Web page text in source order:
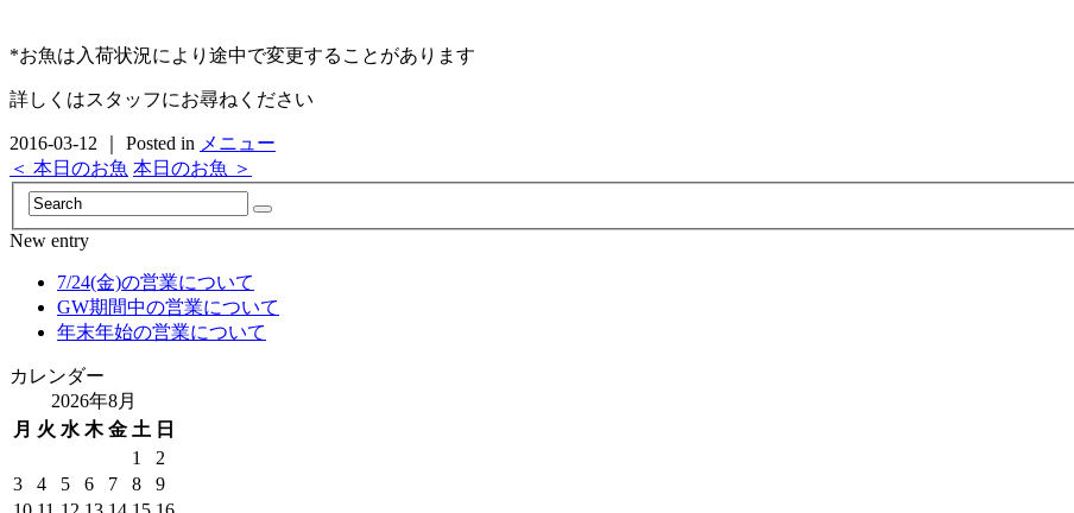
*お魚は入荷状況により途中で変更することがあります
詳しくはスタッフにお尋ねください
2016-03-12 ｜ Posted in メニュー
＜ 本日のお魚 本日のお魚 ＞
New entry
7/24(金)の営業について
GW期間中の営業について
年末年始の営業について
カレンダー
2026年8月
月 火 水 木 金 土 日
1
2
3
4 5 6 7 8
9